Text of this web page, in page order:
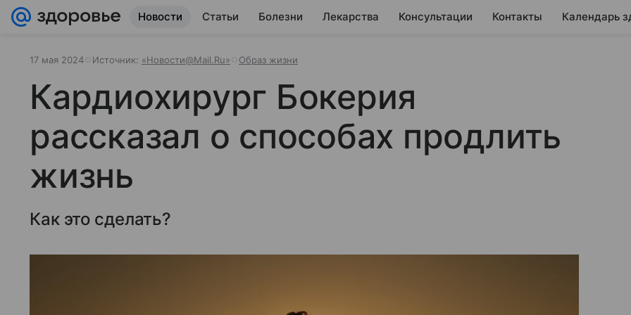
Новости Статьи Болезни Лекарства Консультации Контакты Календарь
17 мая 2024 Источник: «Новости@Mail.Ru» Образ жизни
Кардиохирург Бокерия
рассказал о способах продлить
жизнь
Как это сделать?